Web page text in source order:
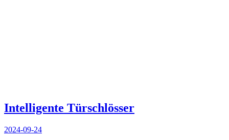
Intelligente Türschlösser
2024-09-24